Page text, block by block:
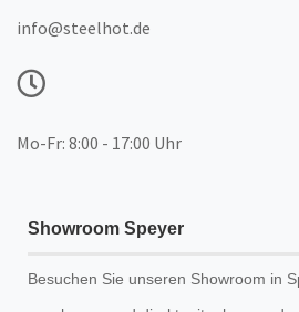
info@steelhot.de
Mo-Fr: 8:00 - 17:00 Uhr
Showroom Speyer
Besuchen Sie unseren Showroom in